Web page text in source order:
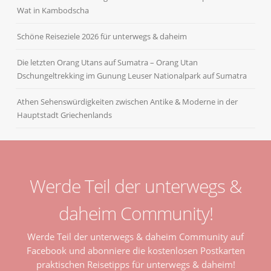
Wat in Kambodscha
Schöne Reiseziele 2026 für unterwegs & daheim
Die letzten Orang Utans auf Sumatra – Orang Utan
Dschungeltrekking im Gunung Leuser Nationalpark auf Sumatra
Athen Sehenswürdigkeiten zwischen Antike & Moderne in der
Hauptstadt Griechenlands
Werde Teil der unterwegs &
daheim Community!
Werde Teil der unterwegs & daheim Community auf
Facebook und abonniere die kostenlosen Postkarten
praktischen Reisetipps für unterwegs & daheim!